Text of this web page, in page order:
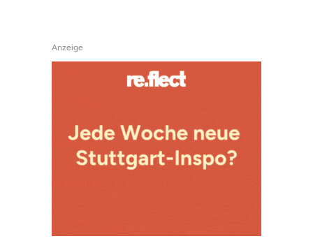
Anzeige